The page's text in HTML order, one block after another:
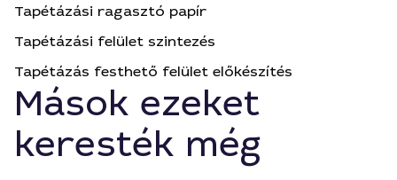
Tapétázási ragasztó papír
Tapétázási felület szintezés
Tapétázás festhető felület előkészítés
Mások ezeket
keresték még